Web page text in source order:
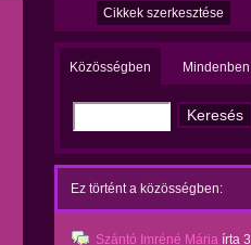
Cikkek szerkesztése
Közösségben Mindenben
Ez történt a közösségben:
Szántó Imréné Mária írta 3